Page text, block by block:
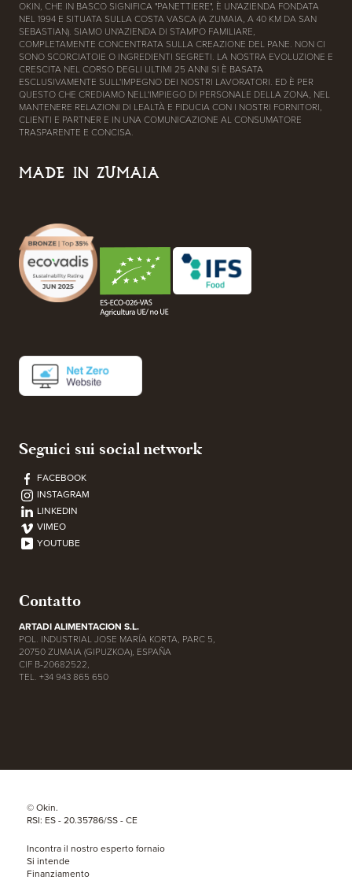
OKIN, CHE IN BASCO SIGNIFICA "PANETTIERE", È UN'AZIENDA FONDATA
NEL 1994 E SITUATA SULLA COSTA VASCA (A ZUMAIA, A 40 KM DA SAN
SEBASTIAN). SIAMO UN'AZIENDA DI STAMPO FAMILIARE,
COMPLETAMENTE CONCENTRATA SULLA CREAZIONE DEL PANE. NON CI
SONO SCORCIATOIE O INGREDIENTI SEGRETI. LA NOSTRA EVOLUZIONE E
CRESCITA NEL CORSO DEGLI ULTIMI 25 ANNI SI È BASATA
ESCLUSIVAMENTE SULL'IMPEGNO DEI NOSTRI LAVORATORI. ED È PER
QUESTO CHE CREDIAMO NELL'IMPIEGO DI PERSONALE DELLA ZONA, NEL
MANTENERE RELAZIONI DI LEALTÀ E FIDUCIA CON I NOSTRI FORNITORI,
CLIENTI E PARTNER E IN UNA COMUNICAZIONE AL CONSUMATORE
TRASPARENTE E CONCISA.
MADE IN ZUMAIA
Seguici sui social network
FACEBOOK
INSTAGRAM
LINKEDIN
VIMEO
YOUTUBE
Contatto
ARTADI ALIMENTACION S.L.
POL. INDUSTRIAL JOSE MARÍA KORTA, PARC 5,
20750 ZUMAIA (GIPUZKOA), ESPAÑA
CIF B-20682522,
TEL. +34 943 865 650
© Okin.
RSI: ES - 20.35786/SS - CE
Incontra il nostro esperto fornaio
Si intende
Finanziamento